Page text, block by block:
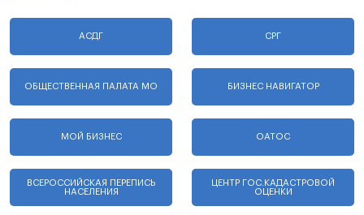
АСДГ СРГ
ОБЩЕСТВЕННАЯ ПАЛАТА МО БИЗНЕС НАВИГАТОР
МОЙ БИЗНЕС ОАТОС
ВСЕРОССИЙСКАЯ ПЕРЕПИСЬ
НАСЕЛЕНИЯ
ЦЕНТР ГОС.КАДАСТРОВОЙ
ОЦЕНКИ